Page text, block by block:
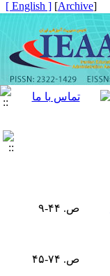
[
Archive
]
[ English ]
ص. ۴۴-۹
ص. ۷۴-۴۵